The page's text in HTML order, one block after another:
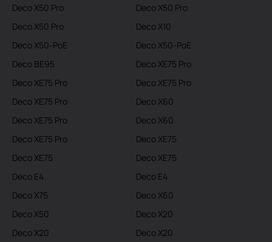
Deco X50 Pro
Deco X50 Pro
Deco X50 Pro
Deco X10
Deco X50-PoE
Deco X50-PoE
Deco BE95
Deco XE75 Pro
Deco XE75 Pro
Deco XE75 Pro
Deco XE75 Pro
Deco X60
Deco XE75 Pro
Deco X60
Deco XE75 Pro
Deco XE75
Deco XE75
Deco XE75
Deco E4
Deco E4
Deco X75
Deco X60
Deco X50
Deco X20
Deco X20
Deco X20